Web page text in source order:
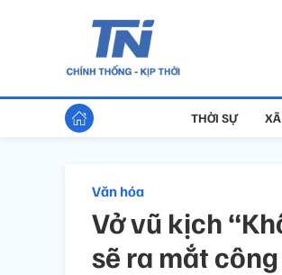
THỜI SỰ
Văn hóa
Vở vũ kịch
sẽ ra mắt